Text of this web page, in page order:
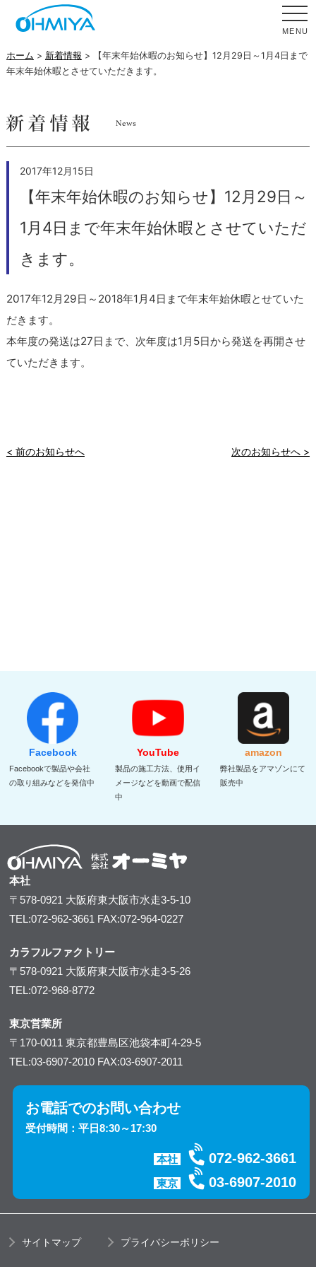
MENU
ホーム > 新着情報 > 【年末年始休暇のお知らせ】12月29日～1月4日まで
年末年始休暇とさせていただきます。
2017年12月15日
【年末年始休暇のお知らせ】12月29日～
1月4日まで年末年始休暇とさせていただ
きます。
2017年12月29日～2018年1月4日まで年末年始休暇とせていた
だきます。
本年度の発送は27日まで、次年度は1月5日から発送を再開させ
ていただきます。
< 前のお知らせへ 次のお知らせへ >
Facebook
Facebookで製品や会社
の取り組みなどを発信中
YouTube
製品の施工方法、使用イ
メージなどを動画で配信
中
amazon
弊社製品をアマゾンにて
販売中
本社
〒578-0921 大阪府東大阪市水走3-5-10
TEL:072-962-3661 FAX:072-964-0227
カラフルファクトリー
〒578-0921 大阪府東大阪市水走3-5-26
TEL:072-968-8772
東京営業所
〒170-0011東京都豊島区池袋本町4-29-5
TEL:03-6907-2010 FAX:03-6907-2011
お電話でのお問い合わせ
受付時間：平日8:30～17:30
本社 072-962-3661
東京 03-6907-2010
サイトマップ プライバシーポリシー